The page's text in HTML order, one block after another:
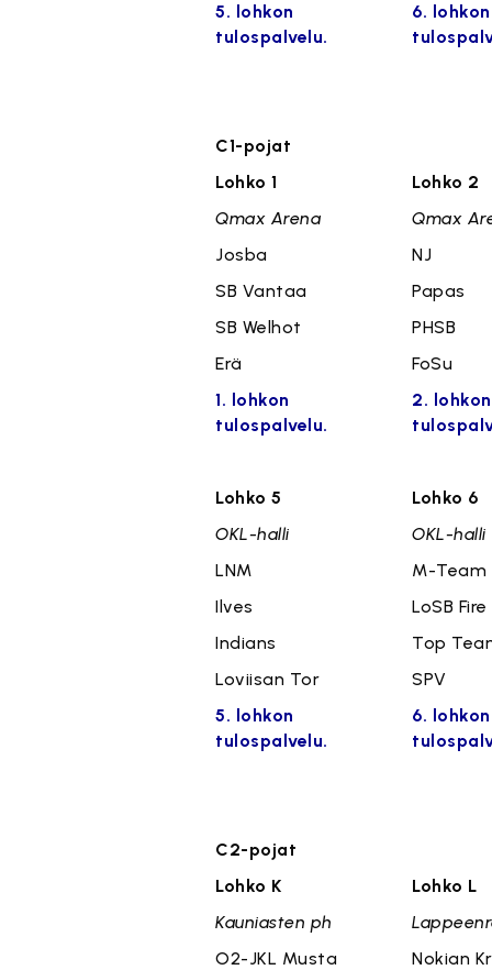
5. lohkon
tulospalvelu.
6. lohkon
C1-pojat
Lohko 1
Lohko 2
Qmax Arena
Qmax
Josba
NJ
SB Vantaa
Papas
SB Welhot
PHSB
Erä
FoSu
1. lohkon
tulospalvelu.
2. lohkon
Lohko 5
Lohko 6
OKL-halli
OKL-halli
LNM
M-Team
Ilves
LoSB Fire
Indians
Top
Loviisan Tor
SPV
5. lohkon
tulospalvelu.
6. lohkon
C2-pojat
Lohko K
Lohko L
Kauniasten ph
O2-JKL Musta
Nokian